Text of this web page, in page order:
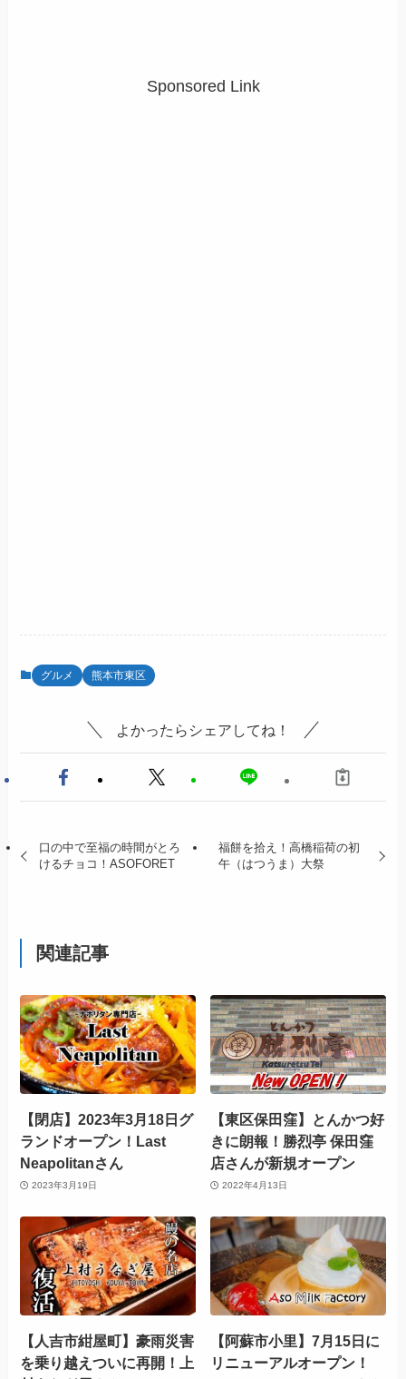
Sponsored Link
グルメ 熊本市東区
よかったらシェアしてね！
口の中で至福の時間がとろ
けるチョコ！ASOFORET
福餅を拾え！高橋稲荷の初
午（はつうま）大祭
関連記事
【閉店】2023年3月18日グ
ランドオープン！Last
Neapolitanさん
2023年3月19日
【東区保田窪】とんかつ好
きに朗報！勝烈亭 保田窪
店さんが新規オープン
2022年4月13日
【人吉市紺屋町】豪雨災害
を乗り越えついに再開！上
【阿蘇市小里】7月15日に
リニューアルオープン！